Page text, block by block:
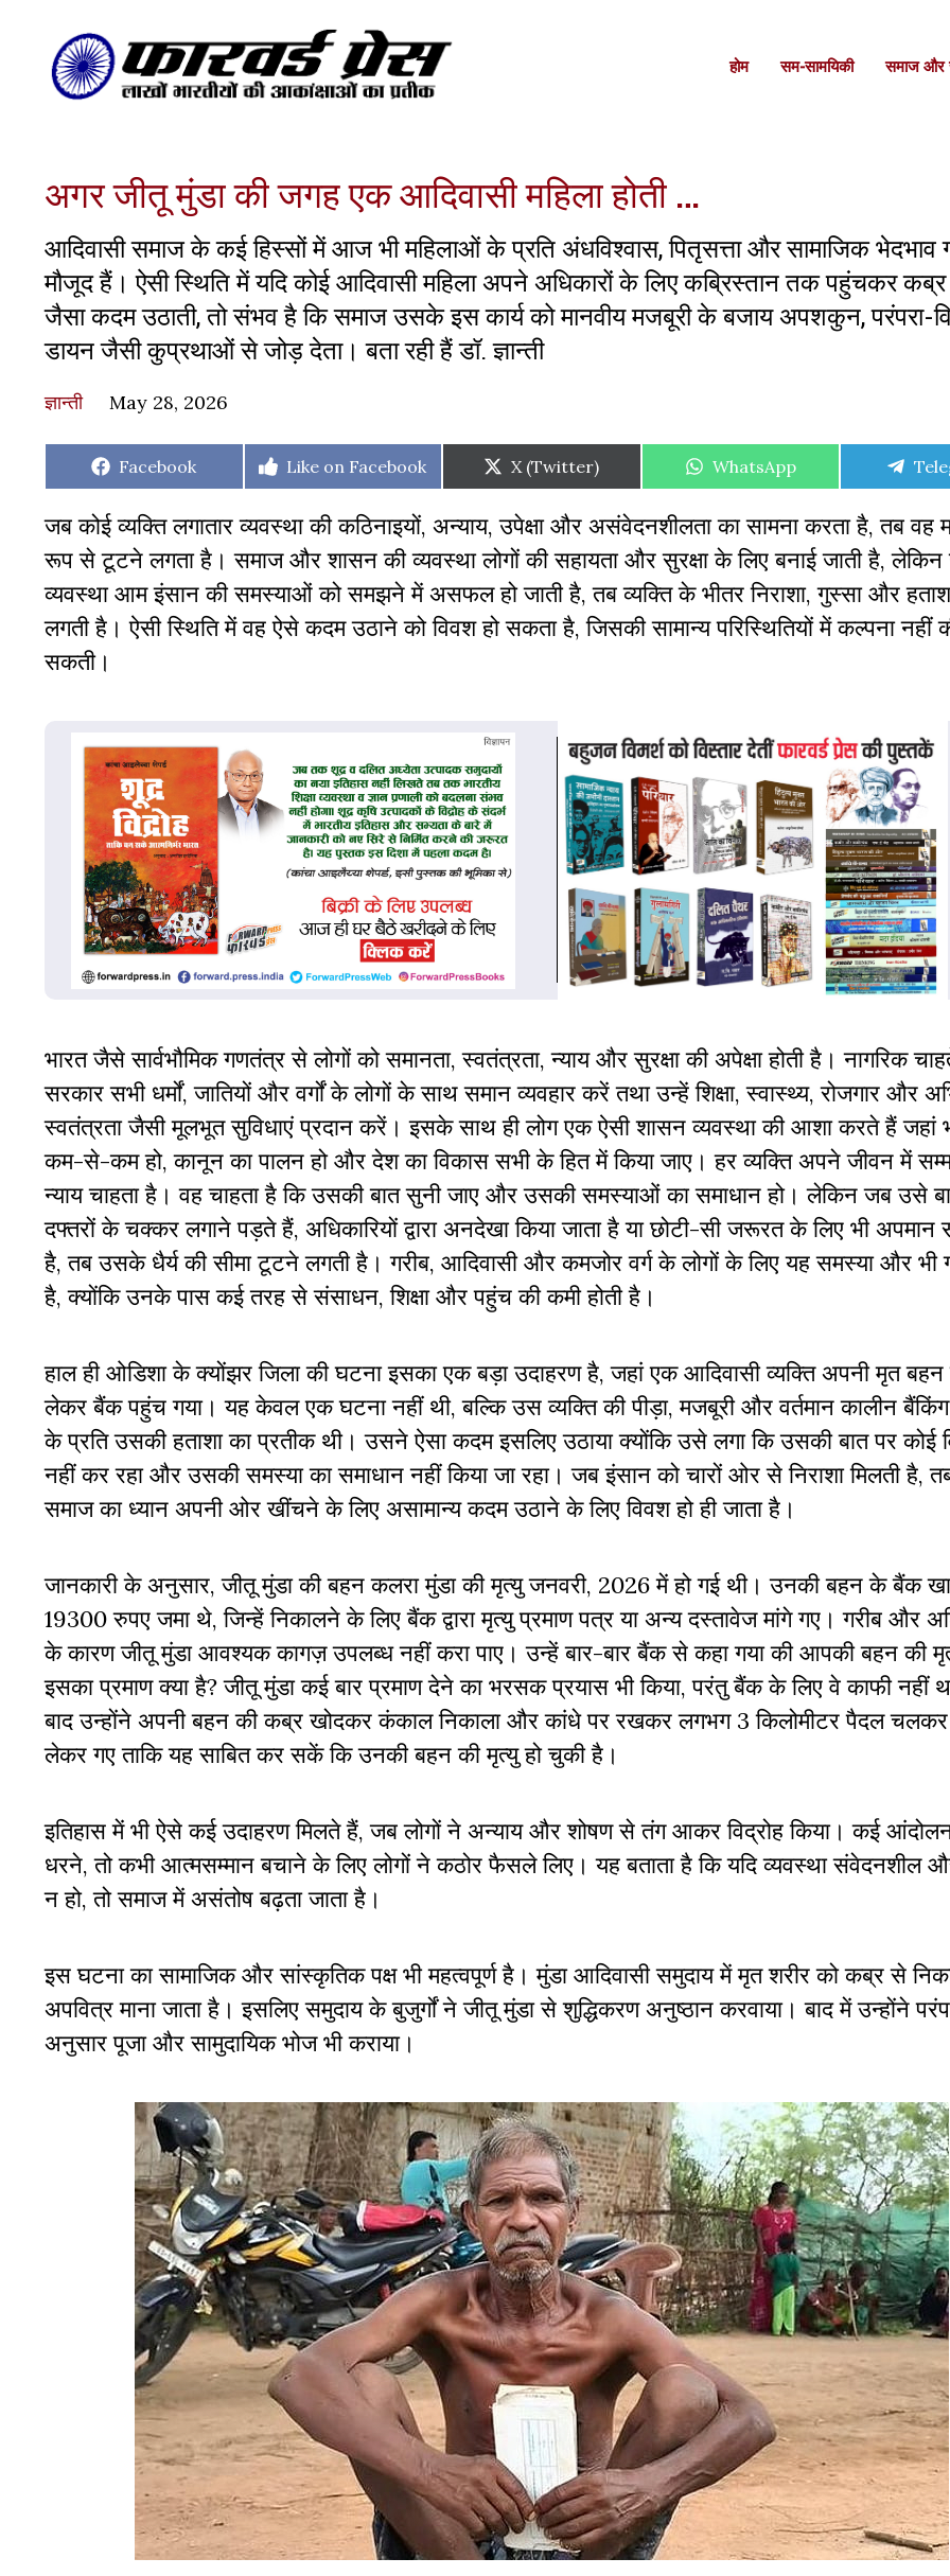
होम सम-सामयिकी समाज और
अगर जीतू मुंडा की जगह एक आदिवासी महिला होती …
आदिवासी समाज के कई हिस्सों में आज भी महिलाओं के प्रति अंधविश्वास, पितृसत्ता और सामाजिक भेदभाव
मौजूद हैं। ऐसी स्थिति में यदि कोई आदिवासी महिला अपने अधिकारों के लिए कब्रिस्तान तक पहुंचकर
जैसा कदम उठाती, तो संभव है कि समाज उसके इस कार्य को मानवीय मजबूरी के बजाय अपशकुन, परंपरा-
डायन जैसी कुप्रथाओं से जोड़ देता। बता रही हैं डॉ. ज्ञान्ती
ज्ञान्ती May 28, 2026
Share
Facebook
Share
Like on Facebook
Share
on
X (Twitter)
Share
WhatsApp
जब कोई व्यक्ति लगातार व्यवस्था की कठिनाइयों, अन्याय, उपेक्षा और असंवेदनशीलता का सामना करता है, तब वह
रूप से टूटने लगता है। समाज और शासन की व्यवस्था लोगों की सहायता और सुरक्षा के लिए बनाई जाती है, लेकिन
व्यवस्था आम इंसान की समस्याओं को समझने में असफल हो जाती है, तब व्यक्ति के भीतर निराशा, गुस्सा और
लगती है। ऐसी स्थिति में वह ऐसे कदम उठाने को विवश हो सकता है, जिसकी सामान्य परिस्थितियों में कल्पना नहीं
सकती।
भारत जैसे सार्वभौमिक गणतंत्र से लोगों को समानता, स्वतंत्रता, न्याय और सुरक्षा की अपेक्षा होती है। नागरिक
सरकार सभी धर्मों, जातियों और वर्गों के लोगों के साथ समान व्यवहार करें तथा उन्हें शिक्षा, स्वास्थ्य, रोजगार और
स्वतंत्रता जैसी मूलभूत सुविधाएं प्रदान करें। इसके साथ ही लोग एक ऐसी शासन व्यवस्था की आशा करते हैं जहां
कम-से-कम हो, कानून का पालन हो और देश का विकास सभी के हित में किया जाए। हर व्यक्ति अपने जीवन में
न्याय चाहता है। वह चाहता है कि उसकी बात सुनी जाए और उसकी समस्याओं का समाधान हो। लेकिन जब उसे
दफ्तरों के चक्कर लगाने पड़ते हैं, अधिकारियों द्वारा अनदेखा किया जाता है या छोटी-सी जरूरत के लिए भी अपमान
है, तब उसके धैर्य की सीमा टूटने लगती है। गरीब, आदिवासी और कमजोर वर्ग के लोगों के लिए यह समस्या और भी
है, क्योंकि उनके पास कई तरह से संसाधन, शिक्षा और पहुंच की कमी होती है।
हाल ही ओडिशा के क्योंझर जिला की घटना इसका एक बड़ा उदाहरण है, जहां एक आदिवासी व्यक्ति अपनी मृत
लेकर बैंक पहुंच गया। यह केवल एक घटना नहीं थी, बल्कि उस व्यक्ति की पीड़ा, मजबूरी और वर्तमान कालीन
के प्रति उसकी हताशा का प्रतीक थी। उसने ऐसा कदम इसलिए उठाया क्योंकि उसे लगा कि उसकी बात पर कोई
नहीं कर रहा और उसकी समस्या का समाधान नहीं किया जा रहा। जब इंसान को चारों ओर से निराशा मिलती है,
समाज का ध्यान अपनी ओर खींचने के लिए असामान्य कदम उठाने के लिए विवश हो ही जाता है।
जानकारी के अनुसार, जीतू मुंडा की बहन कलरा मुंडा की मृत्यु जनवरी, 2026 में हो गई थी। उनकी बहन के बैंक
19300 रुपए जमा थे, जिन्हें निकालने के लिए बैंक द्वारा मृत्यु प्रमाण पत्र या अन्य दस्तावेज मांगे गए। गरीब और
के कारण जीतू मुंडा आवश्यक कागज़ उपलब्ध नहीं करा पाए। उन्हें बार-बार बैंक से कहा गया की आपकी बहन की
इसका प्रमाण क्या है? जीतू मुंडा कई बार प्रमाण देने का भरसक प्रयास भी किया, परंतु बैंक के लिए वे काफी नहीं
बाद उन्होंने अपनी बहन की कब्र खोदकर कंकाल निकाला और कांधे पर रखकर लगभग 3 किलोमीटर पैदल
लेकर गए ताकि यह साबित कर सकें कि उनकी बहन की मृत्यु हो चुकी है।
इतिहास में भी ऐसे कई उदाहरण मिलते हैं, जब लोगों ने अन्याय और शोषण से तंग आकर विद्रोह किया। कई
धरने, तो कभी आत्मसम्मान बचाने के लिए लोगों ने कठोर फैसले लिए। यह बताता है कि यदि व्यवस्था संवेदनशील
न हो, तो समाज में असंतोष बढ़ता जाता है।
इस घटना का सामाजिक और सांस्कृतिक पक्ष भी महत्वपूर्ण है। मुंडा आदिवासी समुदाय में मृत शरीर को कब्र से
अपवित्र माना जाता है। इसलिए समुदाय के बुजुर्गों ने जीतू मुंडा से शुद्धिकरण अनुष्ठान करवाया। बाद में उन्होंने
अनुसार पूजा और सामुदायिक भोज भी कराया।